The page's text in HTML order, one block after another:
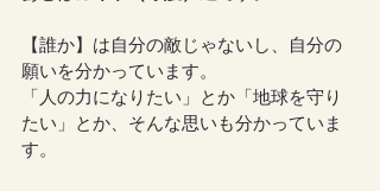
【誰か】は自分の敵じゃないし、自分の
願いを分かっています。
「人の力になりたい」とか「地球を守り
たい」とか、そんな思いも分かっていま
す。